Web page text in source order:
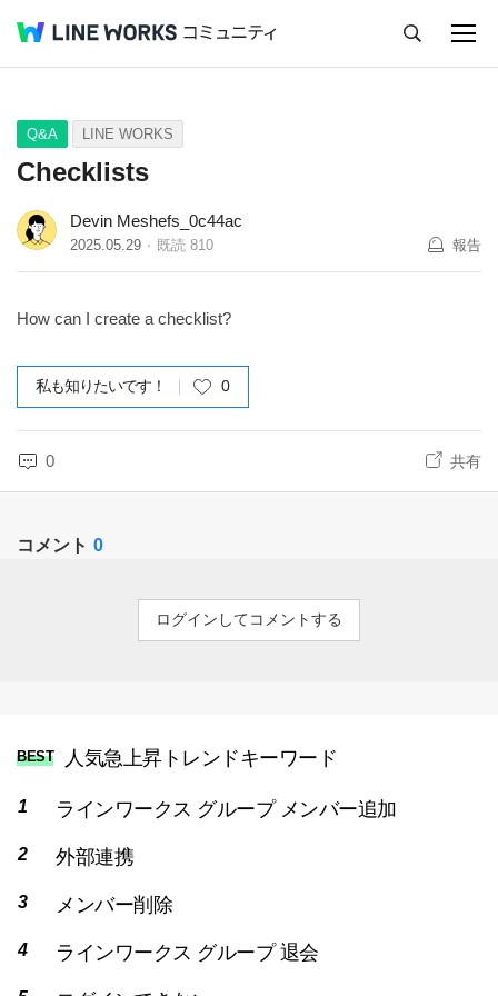
Q&A Tips Ideas
Q&A LINE WORKS
Checklists
Devin Meshefs_0c44ac
2025.05.29 既読 810 報告
How can I create a checklist?
私も知りたいです！ 0
0 共有
コメント 0
ログインしてコメントする
BEST 人気急上昇トレンドキーワード
ラインワークス グループ メンバー追加
外部連携
メンバー削除
ラインワークス グループ 退会